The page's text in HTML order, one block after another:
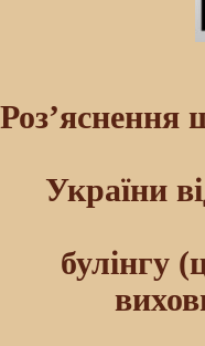
Роз’яснення
України
булінгу